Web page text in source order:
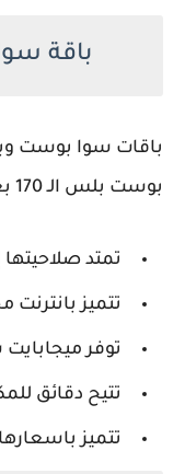
باقة
باقات سوا بوست
بوست بلس الـ 170 بعدة مميزات ابرزها:
تمتد صلاحيتها إلي 4 اسابيع من تاريخ
تتميز بانترنت
توفر
تتيح دقائق
تتميز